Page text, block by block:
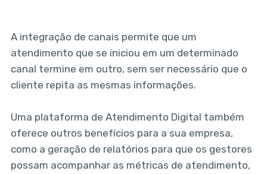
A integração de canais permite que um
atendimento que se iniciou em um determinado
canal termine em outro, sem ser necessário que o
cliente repita as mesmas informações.
Uma plataforma de Atendimento Digital também
oferece outros benefícios para a sua empresa,
como a geração de relatórios para que os gestores
possam acompanhar as métricas de atendimento,